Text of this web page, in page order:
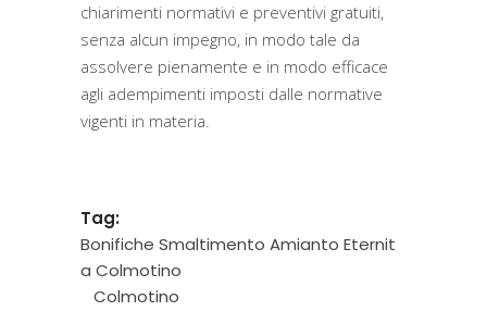
chiarimenti normativi e preventivi gratuiti,
senza alcun impegno, in modo tale da
assolvere pienamente e in modo efficace
agli adempimenti imposti dalle normative
vigenti in materia.
Tag:
Bonifiche Smaltimento Amianto Eternit
a Colmotino
Colmotino